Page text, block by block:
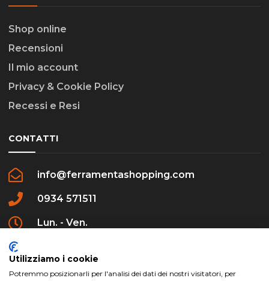
Shop online
Recensioni
Il mio account
Privacy & Cookie Policy
Recessi e Resi
CONTATTI
info@ferramentashopping.com
0934 571511
Lun. - Ven.
Utilizziamo i cookie
Potremmo posizionarli per l'analisi dei dati dei nostri visitatori, per